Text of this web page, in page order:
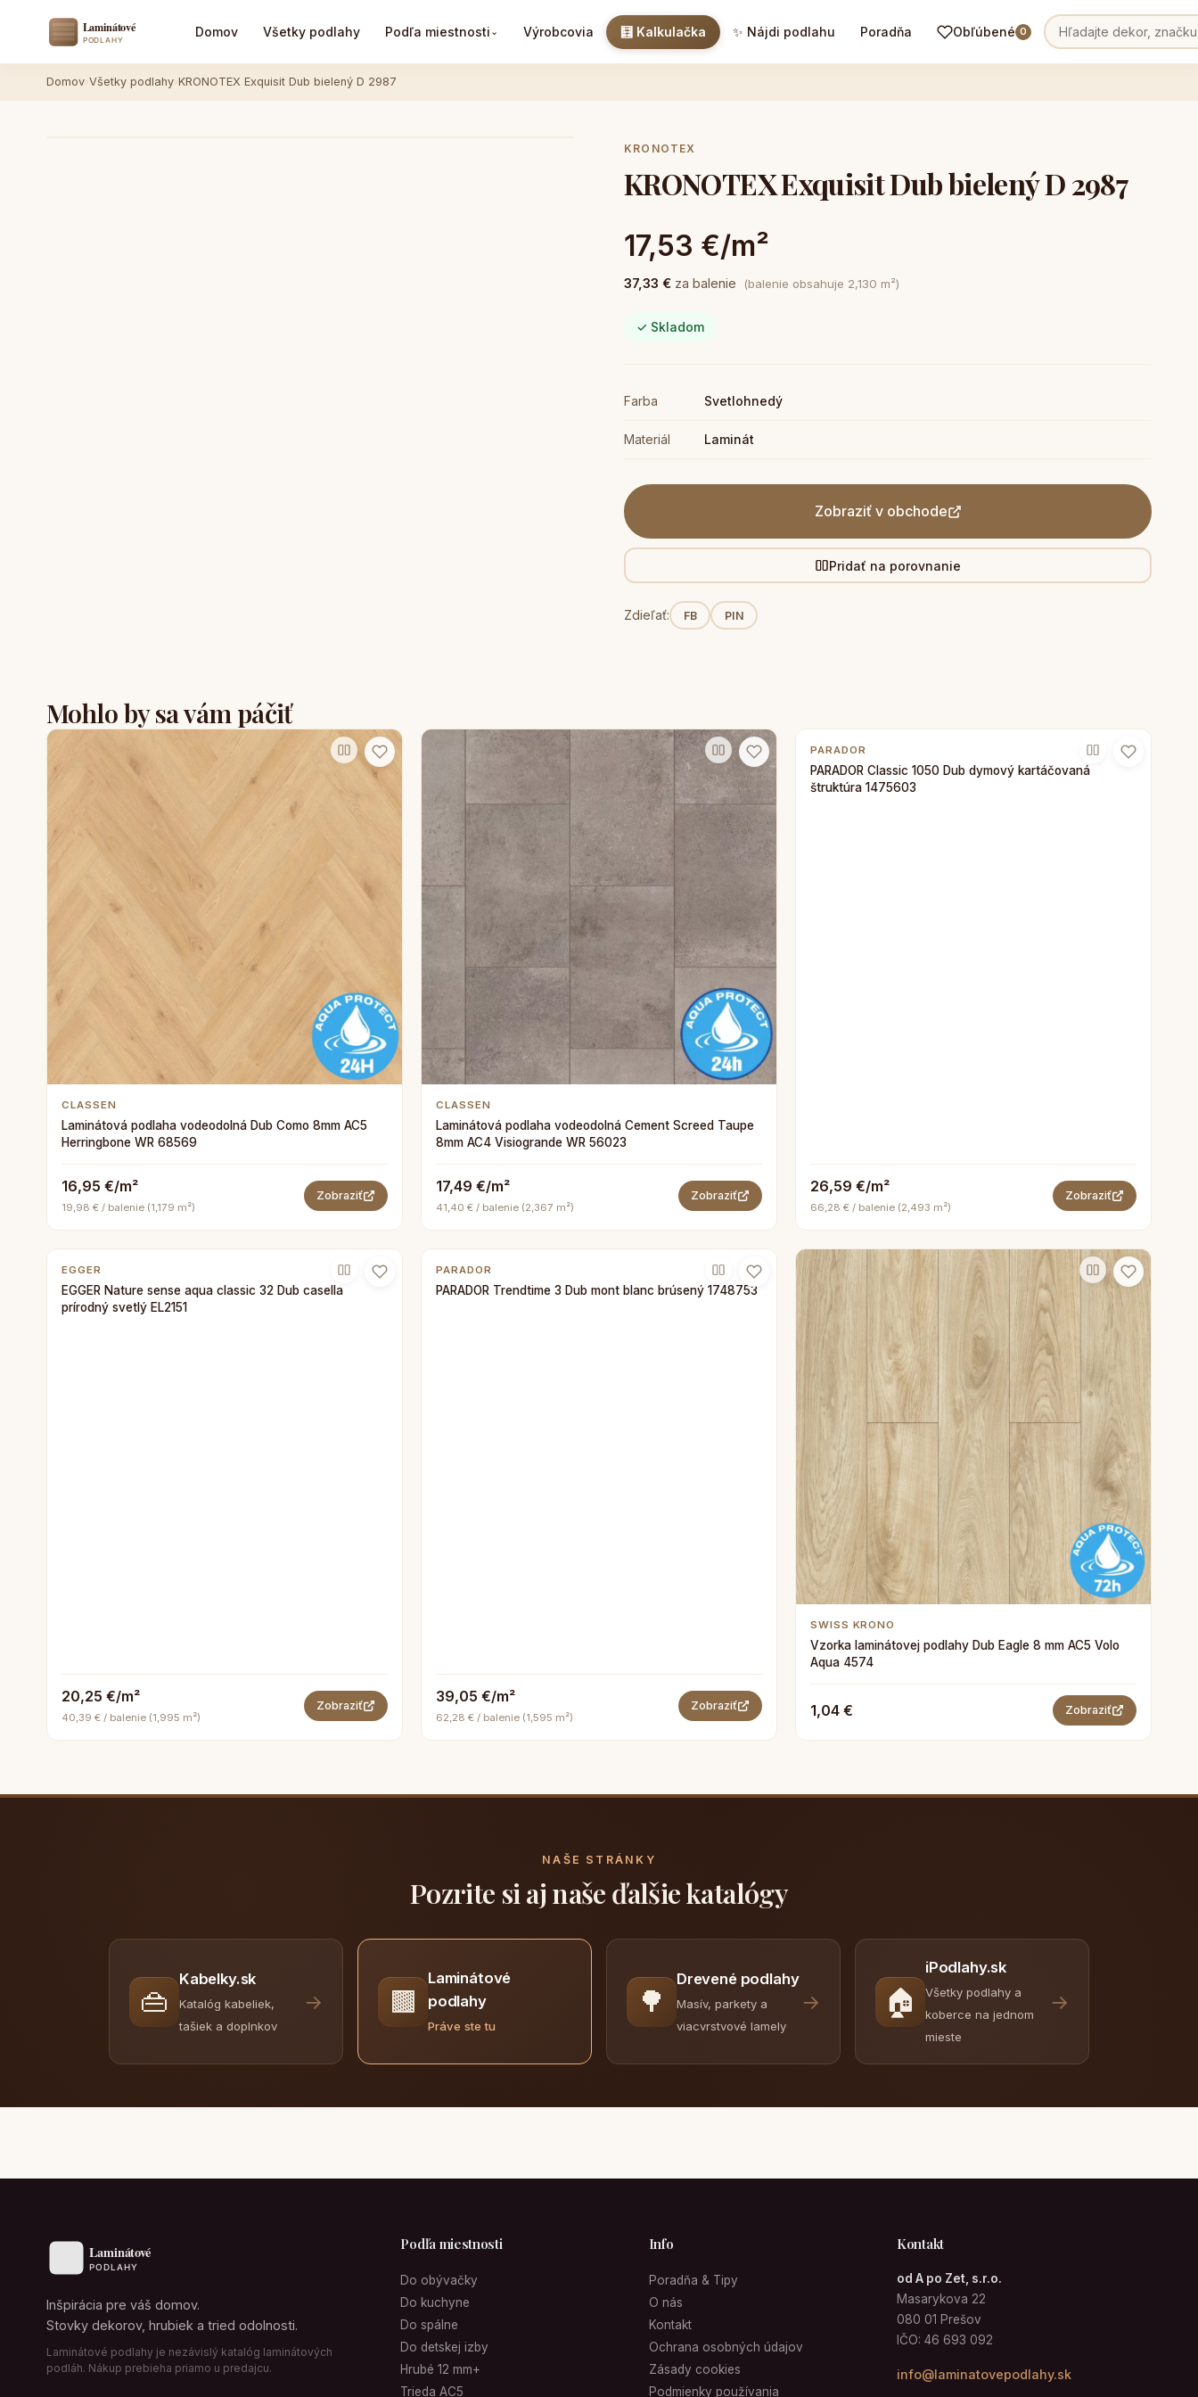
Domov Všetky podlahy Podľa miestnosti ⌄ Výrobcovia 🧮 Kalkulačka ✨ Nájdi podlahu Poradňa Obľúbené 0
Domov Všetky podlahy KRONOTEX Exquisit Dub bielený D 2987
KRONOTEX
KRONOTEX Exquisit Dub bielený D 2987
17,53 €/m²
37,33 € za balenie (balenie obsahuje 2,130 m²)
✓ Skladom
Farba Svetlohnedý
Materiál Laminát
Zobraziť v obchode
Pridať na porovnanie
Zdieľať: FB PIN
Mohlo by sa vám páčiť
CLASSEN
Laminátová podlaha vodeodolná Dub Como 8mm AC5
Herringbone WR 68569
16,95 €/m²
19,98 € / balenie (1,179 m²)
Zobraziť
CLASSEN
Laminátová podlaha vodeodolná Cement Screed Taupe
8mm AC4 Visiogrande WR 56023
17,49 €/m²
41,40 € / balenie (2,367 m²)
Zobraziť
PARADOR
PARADOR Classic 1050 Dub dymový kartáčovaná
štruktúra 1475603
26,59 €/m²
66,28 € / balenie (2,493 m²)
Zobraziť
EGGER
EGGER Nature sense aqua classic 32 Dub casella
prírodný svetlý EL2151
20,25 €/m²
40,39 € / balenie (1,995 m²)
Zobraziť
PARADOR
PARADOR Trendtime 3 Dub mont blanc brúsený 1748753
39,05 €/m²
62,28 € / balenie (1,595 m²)
Zobraziť
SWISS KRONO
Vzorka laminátovej podlahy Dub Eagle 8 mm AC5 Volo
Aqua 4574
1,04 € Zobraziť
NAŠE STRÁNKY
Pozrite si aj naše ďalšie katalógy
👜
Kabelky.sk
Katalóg kabeliek,
tašiek a doplnkov
→ 🟫
Laminátové
podlahy
Práve ste tu
🌳
Drevené podlahy
Masív, parkety a
viacvrstvové lamely
→ 🏠
iPodlahy.sk
Všetky podlahy a
koberce na jednom
mieste
→
Inšpirácia pre váš domov.
Stovky dekorov, hrubiek a tried odolnosti.
Laminátové podlahy je nezávislý katalóg laminátových
podláh. Nákup prebieha priamo u predajcu.
Podľa miestnosti
Do obývačky
Do kuchyne
Do spálne
Do detskej izby
Hrubé 12 mm+
Trieda AC5
Info
Poradňa & Tipy
O nás
Kontakt
Ochrana osobných údajov
Zásady cookies
Podmienky používania
Kontakt
od A po Zet, s.r.o.
Masarykova 22
080 01 Prešov
IČO: 46 693 092
info@laminatovepodlahy.sk